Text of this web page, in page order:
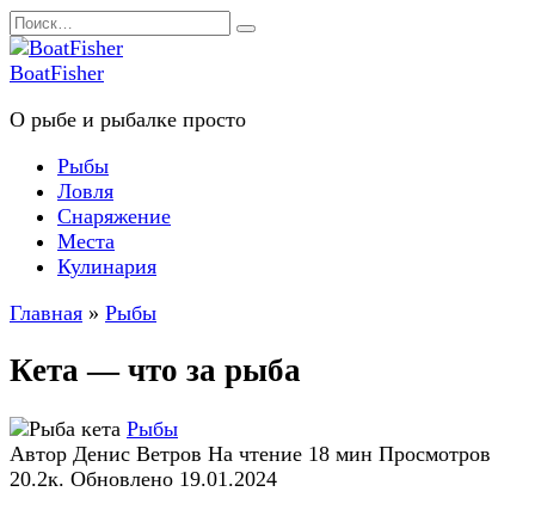
Перейти
к
содержанию
Search
for:
BoatFisher
О рыбе и рыбалке просто
Рыбы
Ловля
Снаряжение
Места
Кулинария
Главная » Рыбы
Кета — что за рыба
Рыбы
Автор Денис Ветров На чтение 18 мин Просмотров
20.2к. Обновлено 19.01.2024